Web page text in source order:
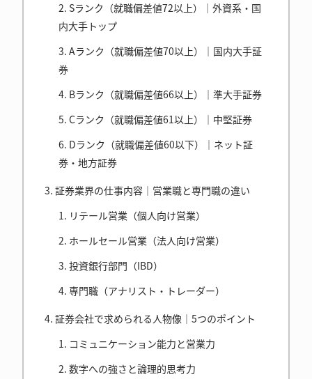
Sランク（就職偏差値72以上）｜外資系・国
内大手トップ
Aランク（就職偏差値70以上）｜国内大手証
券
Bランク（就職偏差値66以上）｜準大手証券
Cランク（就職偏差値61以上）｜中堅証券
Dランク（就職偏差値60以下）｜ネット証
券・地方証券
証券業界の仕事内容｜営業職と専門職の違い
リテール営業（個人向け営業）
ホールセール営業（法人向け営業）
投資銀行部門（IBD）
専門職（アナリスト・トレーダー）
証券会社で求められる人物像｜5つのポイント
コミュニケーション能力と営業力
数字への強さと論理的思考力